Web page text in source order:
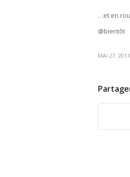
…et en
@bientôt
MAI 27, 2013